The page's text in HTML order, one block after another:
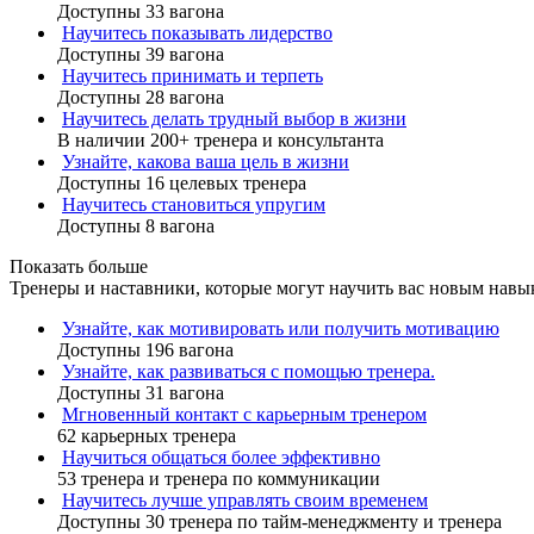
Доступны 33 вагона
Научитесь показывать лидерство
Доступны 39 вагона
Научитесь принимать и терпеть
Доступны 28 вагона
Научитесь делать трудный выбор в жизни
В наличии 200+ тренера и консультанта
Узнайте, какова ваша цель в жизни
Доступны 16 целевых тренера
Научитесь становиться упругим
Доступны 8 вагона
Показать больше
Тренеры и наставники, которые могут научить вас новым
Узнайте, как мотивировать или получить мотивацию
Доступны 196 вагона
Узнайте, как развиваться с помощью тренера.
Доступны 31 вагона
Мгновенный контакт с карьерным тренером
62 карьерных тренера
Научиться общаться более эффективно
53 тренера и тренера по коммуникации
Научитесь лучше управлять своим временем
Доступны 30 тренера по тайм-менеджменту и тренера